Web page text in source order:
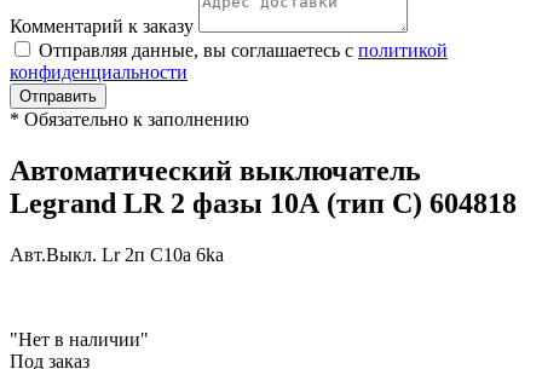
Комментарий к заказу
Отправляя данные, вы соглашаетесь с политикой
конфиденциальности
Отправить
* Обязательно к заполнению
Автоматический выключатель
Legrand LR 2 фазы 10А (тип С) 604818
Авт.Выкл. Lr 2п C10a 6ka
"Нет в наличии"
Под заказ